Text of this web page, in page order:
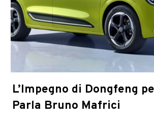
L’Impegno di Dongfeng
Parla Bruno Mafrici